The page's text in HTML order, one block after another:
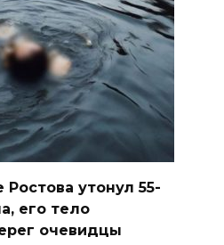
утонул 55-
его тело
очевидцы